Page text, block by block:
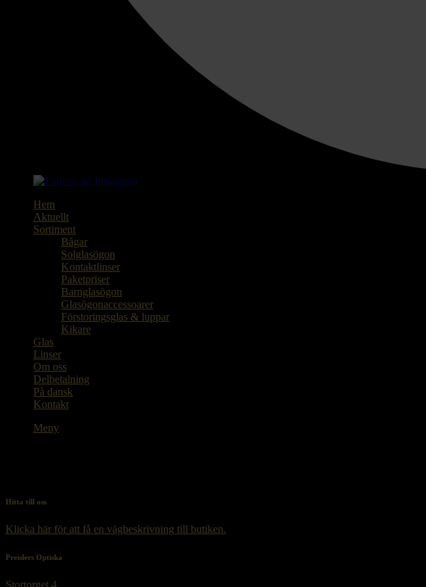
Hem
Aktuellt
Sortiment
Bågar
Solglasögon
Kontaktlinser
Paketpriser
Barnglasögon
Glasögonaccessoarer
Förstoringsglas & luppar
Kikare
Glas
Linser
Om oss
Delbetalning
På dansk
Kontakt
Meny
Hitta till oss
Klicka här för att få en vägbeskrivning till butiken.
Preislers Optiska
Stortorget 4